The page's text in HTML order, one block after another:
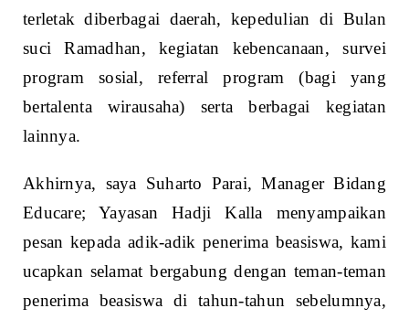
terletak diberbagai daerah, kepedulian di Bulan
suci Ramadhan, kegiatan kebencanaan, survei
program sosial, referral program (bagi yang
bertalenta wirausaha) serta berbagai kegiatan
lainnya.
Akhirnya, saya Suharto Parai, Manager Bidang
Educare; Yayasan Hadji Kalla menyampaikan
pesan kepada adik-adik penerima beasiswa, kami
ucapkan selamat bergabung dengan teman-teman
penerima beasiswa di tahun-tahun sebelumnya,